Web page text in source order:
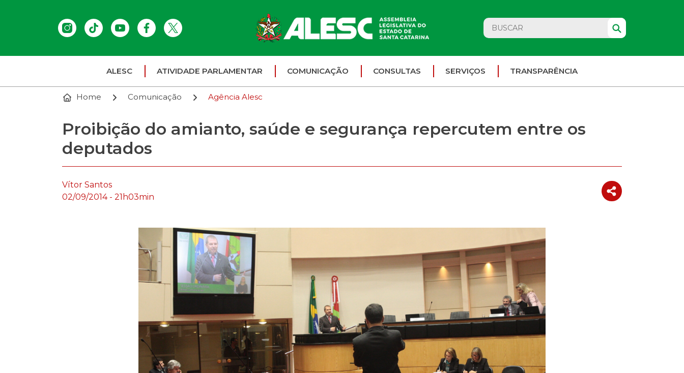
ALESC ATIVIDADE PARLAMENTAR COMUNICAÇÃO CONSULTAS SERVIÇOS TRANSPARÊNCIA
Home Comunicação Agência Alesc
Proibição do amianto, saúde e segurança repercutem entre os
deputados
Vítor Santos
02/09/2014 - 21h03min